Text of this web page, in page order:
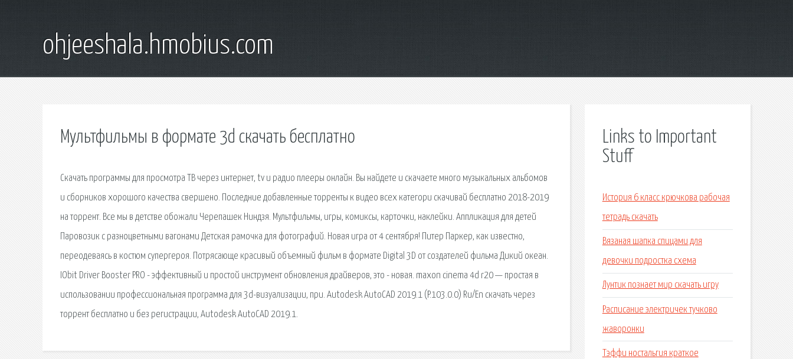
ohjeeshala.hmobius.com
Мультфильмы в формате 3d скачать бесплатно
Скачать программы для просмотра ТВ через интернет, tv и радио плееры онлайн. Вы найдете и скачаете много музыкальных альбомов
и сборников хорошого качества свершено. Последние добавленные торренты к видео всех категори скачивай бесплатно 2018-2019
на торрент. Все мы в детстве обожали Черепашек Ниндзя. Мультфильмы, игры, комиксы, карточки, наклейки. Аппликация для детей
Паровозик с разноцветными вагонами Детская рамочка для фотографий. Новая игра от 4 сентября! Питер Паркер, как известно,
переодеваясь в костюм супергероя. Потрясающе красивый объемный фильм в формате Digital 3D от создателей фильма Дикий океан.
IObit Driver Booster PRO - эффективный и простой инструмент обновления драйверов, это - новая. maxon cinema 4d r20 — простая в
использовании профессиональная программа для 3d-визуализации, при. Autodesk AutoCAD 2019.1 (P.103.0.0) Ru/En скачать через
торрент бесплатно и без регистрации, Autodesk AutoCAD 2019.1.
Links to Important
Stuff
История 6 класс крючкова рабочая
тетрадь скачать
Вязаная шапка спицами для
девочки подростка схема
Лунтик познает мир скачать игру
Расписание электричек тучково
жаворонки
Тэффи ностальгия краткое